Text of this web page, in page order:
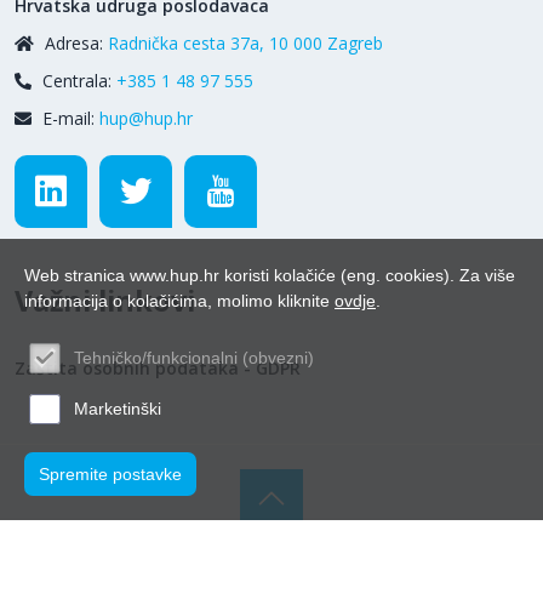
Hrvatska udruga poslodavaca
Adresa: Radnička cesta 37a, 10 000 Zagreb
Centrala: +385 1 48 97 555
E-mail: hup@hup.hr
Važni linkovi
Zaštita osobnih podataka - GDPR
Web stranica www.hup.hr koristi kolačiće (eng. cookies). Za više
informacija o kolačićima, molimo kliknite ovdje
Tehničko/funkcionalni (obvezni)
Marketinški
Spremite postavke